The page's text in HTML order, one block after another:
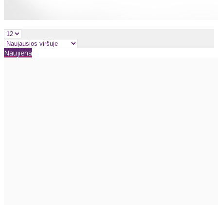
Naujiena